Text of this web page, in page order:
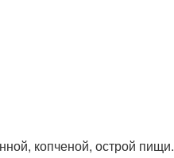
копченой, острой пищи.